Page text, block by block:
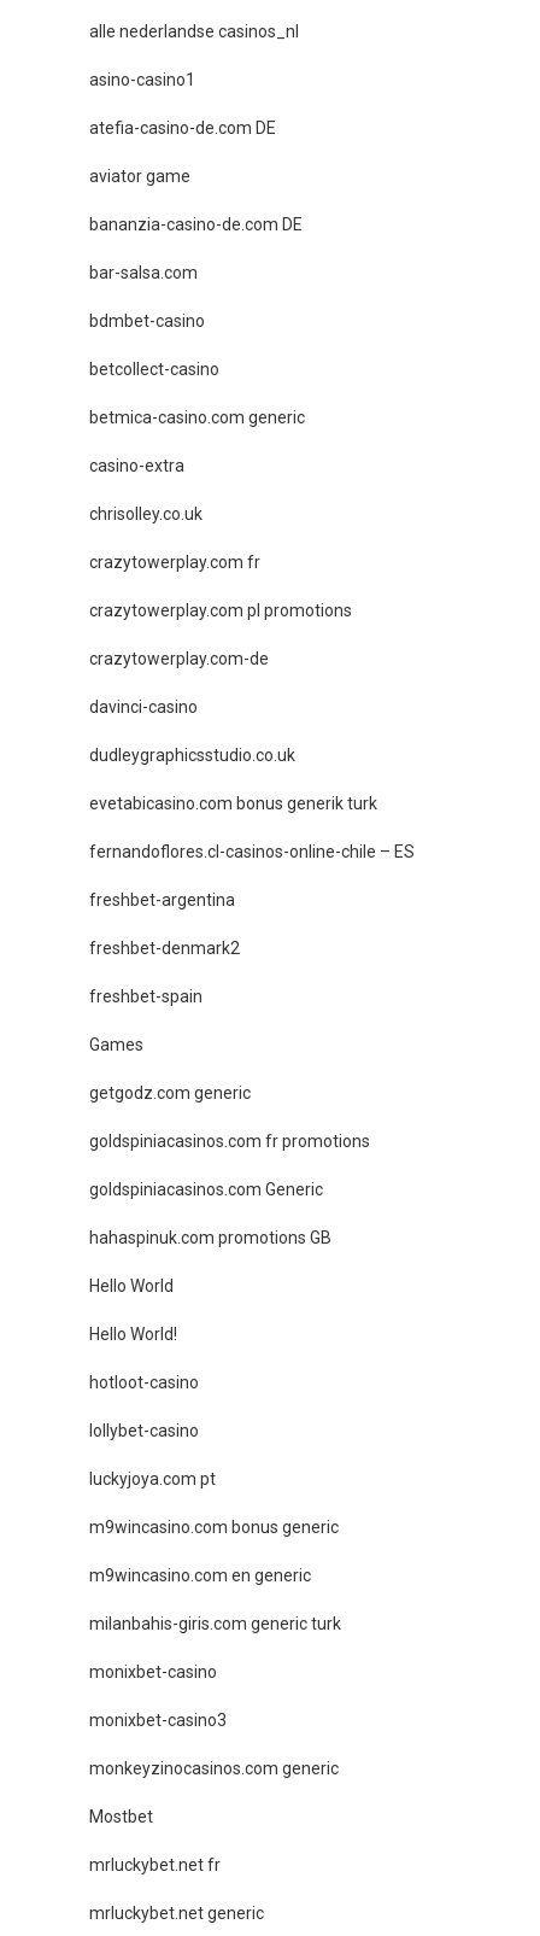
alle nederlandse casinos_nl
asino-casino1
atefia-casino-de.com DE
aviator game
bananzia-casino-de.com DE
bar-salsa.com
bdmbet-casino
betcollect-casino
betmica-casino.com generic
casino-extra
chrisolley.co.uk
crazytowerplay.com fr
crazytowerplay.com pl promotions
crazytowerplay.com-de
davinci-casino
dudleygraphicsstudio.co.uk
evetabicasino.com bonus generik turk
fernandoflores.cl-casinos-online-chile – ES
freshbet-argentina
freshbet-denmark2
freshbet-spain
Games
getgodz.com generic
goldspiniacasinos.com fr promotions
goldspiniacasinos.com Generic
hahaspinuk.com promotions GB
Hello World
Hello World!
hotloot-casino
lollybet-casino
luckyjoya.com pt
m9wincasino.com bonus generic
m9wincasino.com en generic
milanbahis-giris.com generic turk
monixbet-casino
monixbet-casino3
monkeyzinocasinos.com generic
Mostbet
mrluckybet.net fr
mrluckybet.net generic